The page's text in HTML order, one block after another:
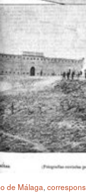
de Málaga,